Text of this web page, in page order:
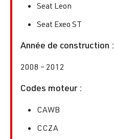
Seat Leon
Seat Exeo ST
Année de construction :
2008 – 2012
Codes moteur :
CAWB
CCZA